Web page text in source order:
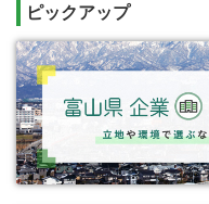
ピックアップ